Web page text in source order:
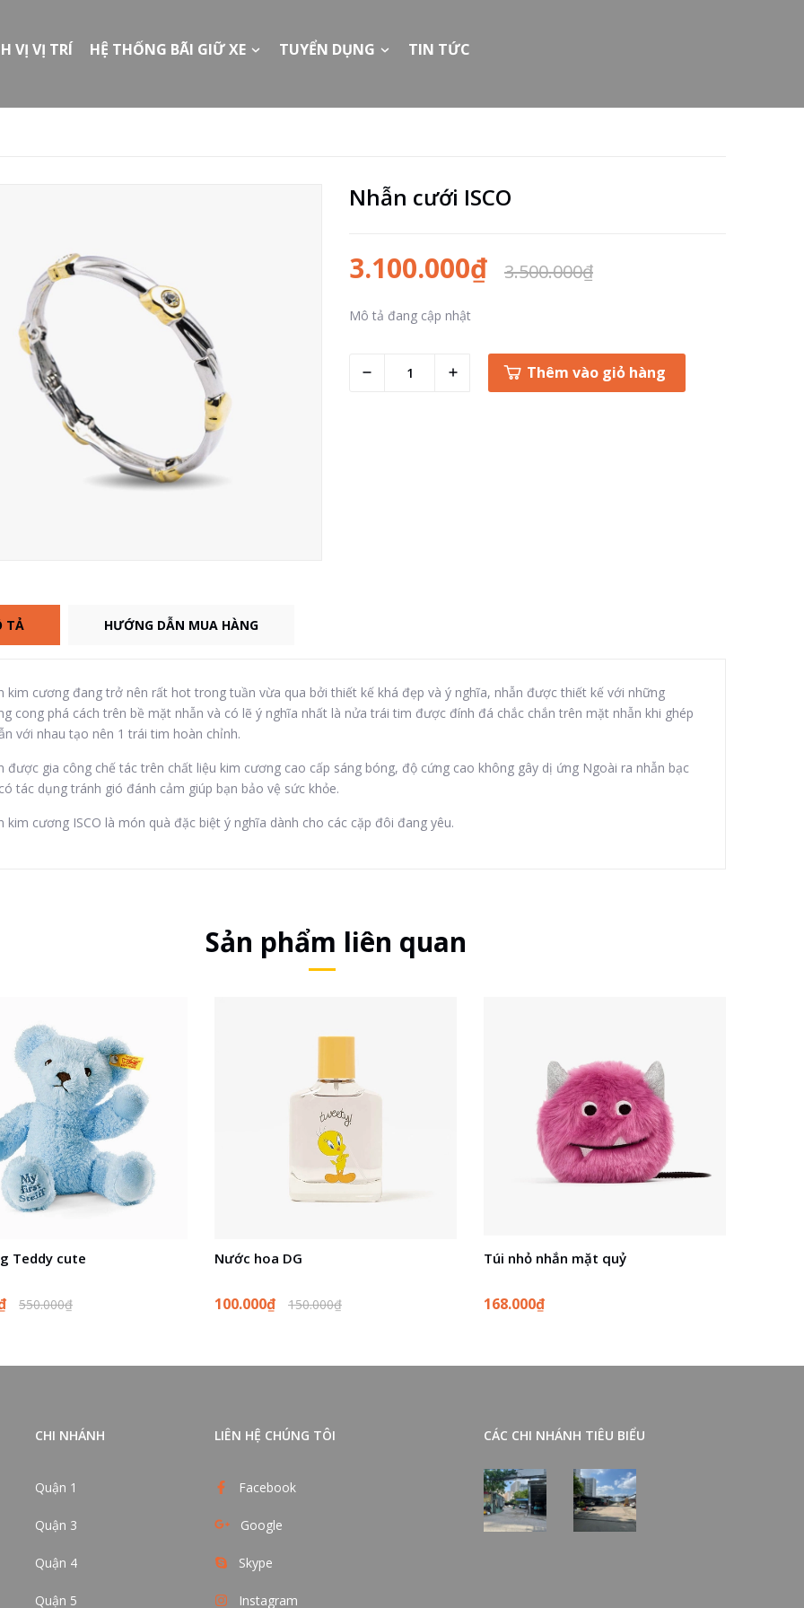
VỊ VỊ TRÍ HỆ THỐNG BÃI GIỮ XE TUYỂN DỤNG TIN TỨC
Nhẫn cưới ISCO
3.100.000₫ 3.500.000₫
Mô tả đang cập nhật
Thêm vào giỏ hàng
TẢ HƯỚNG DẪN MUA HÀNG
kim cương đang trở nên rất hot trong tuần vừa qua bởi thiết kế khá đẹp và ý nghĩa, nhẫn được thiết kế với những
cong phá cách trên bề mặt nhẫn và có lẽ ý nghĩa nhất là nửa trái tim được đính đá chắc chắn trên mặt nhẫn khi ghép
với nhau tạo nên 1 trái tim hoàn chỉnh.
được gia công chế tác trên chất liệu kim cương cao cấp sáng bóng, độ cứng cao không gây dị ứng Ngoài ra nhẫn bạc
tác dụng tránh gió đánh cảm giúp bạn bảo vệ sức khỏe.
kim cương ISCO là món quà đặc biệt ý nghĩa dành cho các cặp đôi đang yêu.
Sản phẩm liên quan
Teddy cute
550.000₫
Nước hoa DG
100.000₫ 150.000₫
Túi nhỏ nhắn mặt quỷ
168.000₫
CHI NHÁNH
Quận 1
Quận 3
Quận 4
Quận 5
LIÊN HỆ CHÚNG TÔI
Facebook
Google
Skype
Instagram
CÁC CHI NHÁNH TIÊU BIỂU